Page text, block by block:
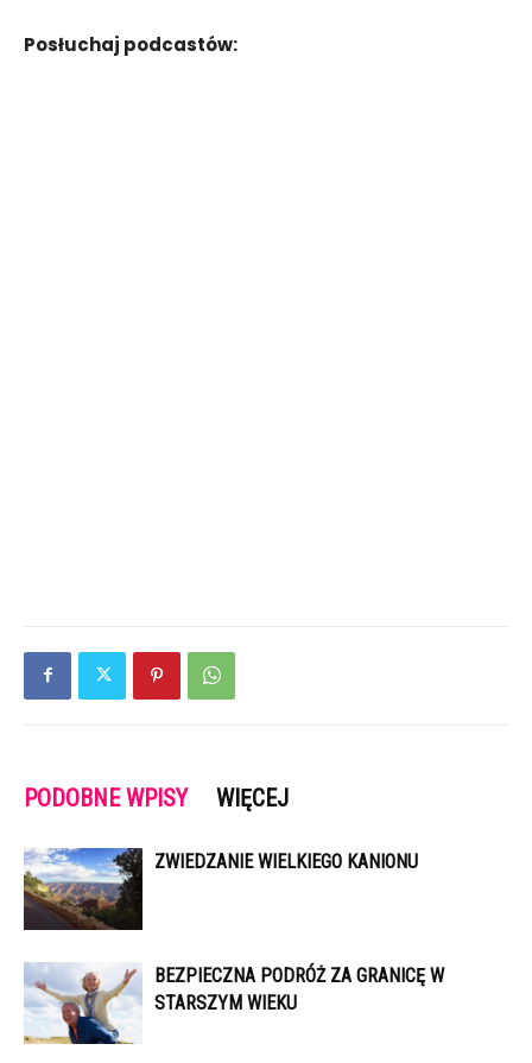
Posłuchaj podcastów:
PODOBNE WPISY WIĘCEJ
ZWIEDZANIE WIELKIEGO KANIONU
BEZPIECZNA PODRÓŻ ZA GRANICĘ W
STARSZYM WIEKU